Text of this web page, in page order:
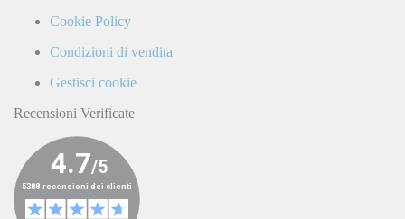
C.I.F.
Special Price 55,00 €
Non Disponibile
Cookie Policy
Condizioni di vendita
Gestisci cookie
Recensioni Verificate